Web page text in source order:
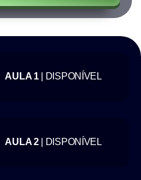
AULA 1| DISPONÍVEL
AULA 2| DISPONÍVEL